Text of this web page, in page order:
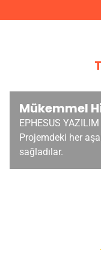
Mükemmel
EPHESUS
Projemdeki her
sağladılar.